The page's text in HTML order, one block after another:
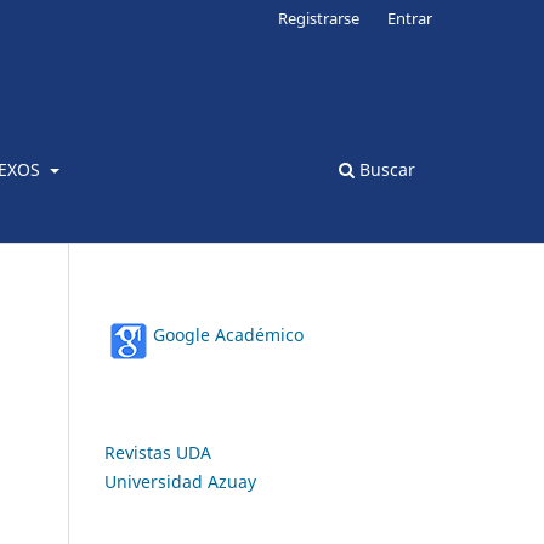
Buscar
Registrarse Entrar
Google Académico
Revistas UDA
Universidad Azuay